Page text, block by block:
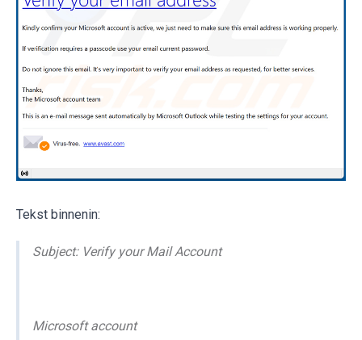
Tekst binnenin:
Subject: Verify your Mail Account
Microsoft account